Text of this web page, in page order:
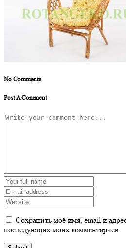
No Comments
Post A Comment
Сохранить моё имя, email и
последующих моих комментариев.